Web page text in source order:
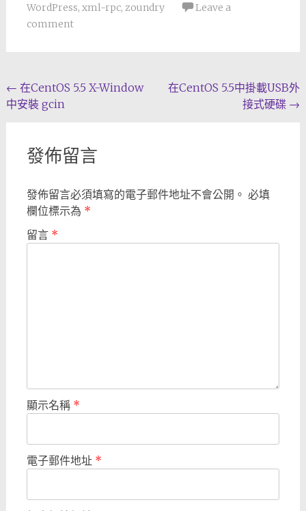
WordPress, xml-rpc, zoundry
Leave a
comment
Post
navigation
← 在CentOS 5.5 X-Window
中安裝 gcin
在CentOS 5.5中掛載USB外
接式硬碟 →
發佈留言
發佈留言必須填寫的電子郵件地址不會公開。 必填
欄位標示為 *
留言 *
顯示名稱 *
電子郵件地址 *